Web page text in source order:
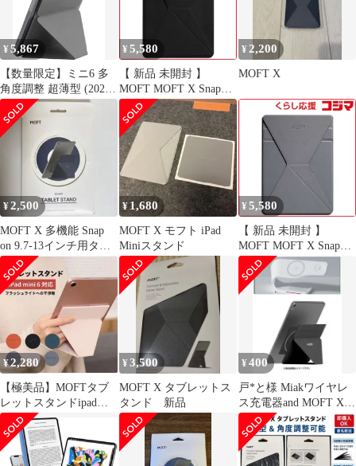
整可能 収納便利 持ち運
び便利（グレー）
¥5,867
【数量限定】ミニ6 多
角度調整 超薄型 (2021
年)対応 (2024年) 7.9イ
ンチ~9.7インチに対応
Pro）タブレットスタン
ド mini（A17 軽量 iPad
折り畳み式 iPad Miniス
タンド コンパクト収納
X (グレー) MOFT
¥ 5,580
【 新品 未開封 】
MOFT MOFT X Snapタ
ブレットスタンド
MS009M1BK 未使用 送
料無料
¥ 2,200
MOFT X
¥2,500
MOFT X 多機能 Snap
on 9.7-13インチ用タブ
レットスタンド
¥ 1,680
MOFT X モフト iPad
Miniスタンド
¥ 5,580
【 新品 未開封 】
MOFT MOFT X Snapタ
ブレットスタンド
MS009M1GY 未使用 送
料無料
¥2,280
【極美品】MOFTタブ
レットスタンドipad
mini専用
¥3,500
MOFT X タブレットス
タンド 新品
¥400
戸*と様 Miakワイヤレ
ス充電器and MOFT X
タブレットスタンド